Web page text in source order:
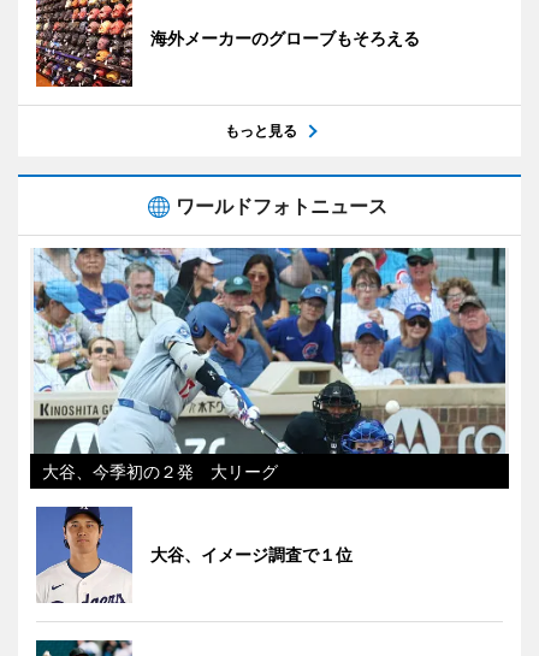
海外メーカーのグローブもそろえる
もっと見る
ワールドフォトニュース
大谷、今季初の２発 大リーグ
大谷、イメージ調査で１位